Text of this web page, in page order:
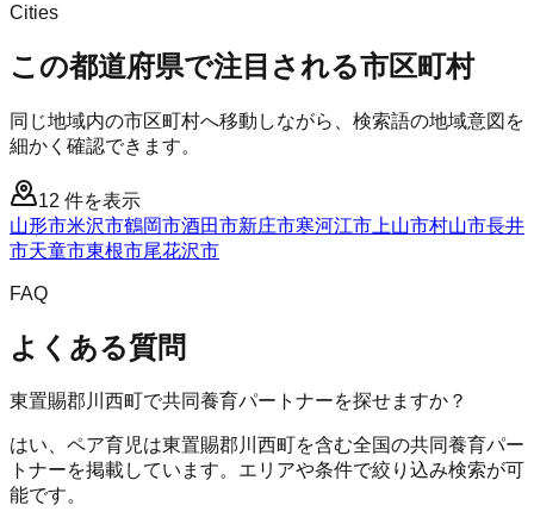
Cities
この都道府県で注目される市区町村
同じ地域内の市区町村へ移動しながら、検索語の地域意図を
細かく確認できます。
12 件を表示
山形市米沢市鶴岡市酒田市新庄市寒河江市 上山市村山市長井
市天童市東根市尾花沢市
FAQ
よくある質問
東置賜郡川西町で共同養育パートナーを探せますか？
はい、ペア育児は東置賜郡川西町を含む全国の共同養育パー
トナーを掲載しています。エリアや条件で絞り込み検索が可
能です。